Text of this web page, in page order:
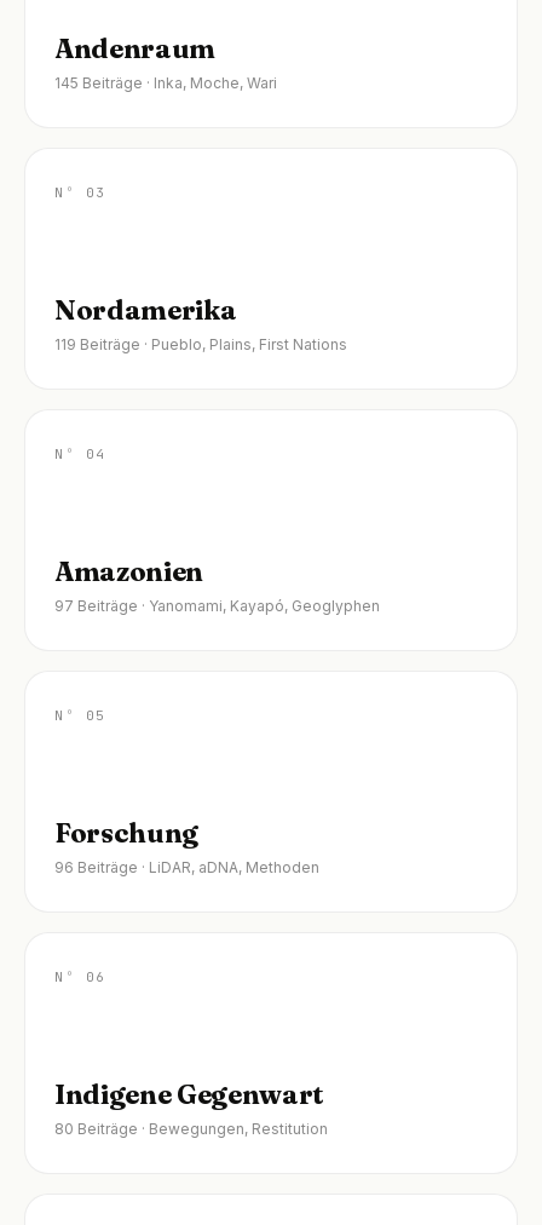
Andenraum
145 Beiträge · Inka, Moche, Wari
Nº 03
Nordamerika
119 Beiträge · Pueblo, Plains, First Nations
Nº 04
Amazonien
97 Beiträge · Yanomami, Kayapó, Geoglyphen
Nº 05
Forschung
96 Beiträge · LiDAR, aDNA, Methoden
Nº 06
Indigene Gegenwart
80 Beiträge · Bewegungen, Restitution